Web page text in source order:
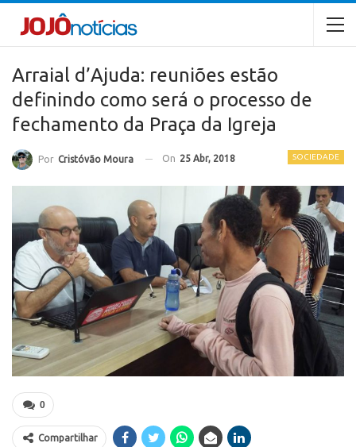
Arraial d’Ajuda: reuniões estão
definindo como será o processo de
fechamento da Praça da Igreja
SOCIEDADE
Por Cristóvão Moura On 25 Abr, 2018
0
Compartilhar